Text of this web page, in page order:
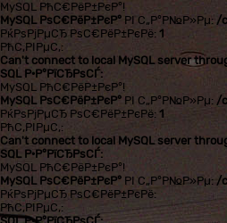
MySQL РћС€РёР±РєР°!
MySQL РѕС€РёР±РєР° РІ С„Р°Р№Р»Рµ: /
РќРѕРјРµСЂ РѕС€РёР±РєРё: 1
РћС‚РІРµС‚:
Can't connect to local MySQL server
SQL Р·Р°РїСЂРѕСЃ:
MySQL РћС€РёР±РєР°!
MySQL РѕС€РёР±РєР° РІ С„Р°Р№Р»Рµ: /
РќРѕРјРµСЂ РѕС€РёР±РєРё: 1
РћС‚РІРµС‚:
Can't connect to local MySQL server
SQL Р·Р°РїСЂРѕСЃ:
MySQL РћС€РёР±РєР°!
MySQL РѕС€РёР±РєР° РІ С„Р°Р№Р»Рµ: /
РќРѕРјРµСЂ РѕС€РёР±РєРё:
РћС‚РІРµС‚: